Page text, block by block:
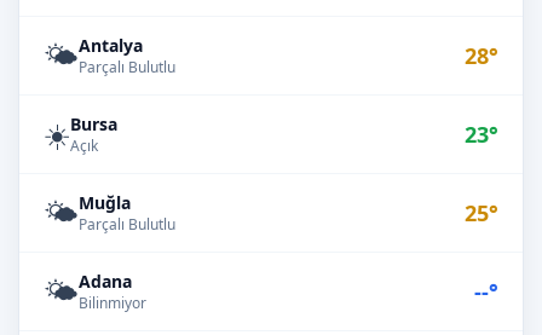
🌤️Antalya
Parçalı Bulutlu 28°
☀️Bursa
Açık 23°
🌤️Muğla
Parçalı Bulutlu 25°
🌤️Adana
Bilinmiyor --°